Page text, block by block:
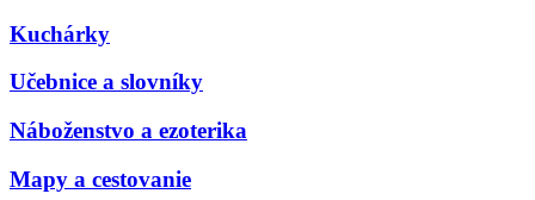
Kuchárky
Učebnice a slovníky
Náboženstvo a ezoterika
Mapy a cestovanie